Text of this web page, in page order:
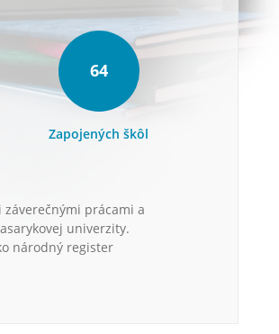
64
Zapojených škôl
prácami a
univerzity.
národný register